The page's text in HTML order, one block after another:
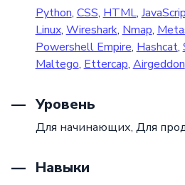
Python, CSS, HTML,
Linux, Wireshark, Nmap,
Powershell Empire, Hashcat,
Maltego, Ettercap, Airgeddon
Уровень
Для начинающих, Для
Навыки